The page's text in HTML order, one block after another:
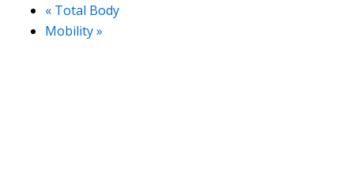
«Total Body
Mobility»